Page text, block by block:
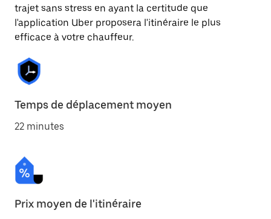
trajet sans stress en ayant la certitude que
l'application Uber proposera l'itinéraire le plus
efficace à votre chauffeur.
Temps de déplacement moyen
22 minutes
Prix moyen de l'itinéraire